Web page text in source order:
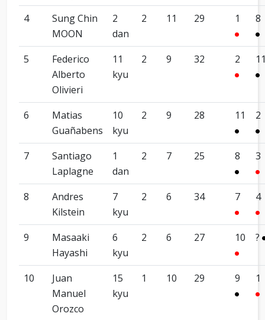
4
Sung Chin
MOON
2
dan
2 11 29 1 8
5
Federico
Alberto
Olivieri
11
kyu
2 9 32 2
6
Matias
Guañabens
10
kyu
2 9 28 11 2
7
Santiago
Laplagne
1
dan
2 7 25 8 3
8
Andres
Kilstein
7
kyu
2 6 34 7 4
9
Masaaki
Hayashi
6
kyu
2 6 27 10 ?
10
Juan
Manuel
Orozco
15
kyu
1 10 29 9 1